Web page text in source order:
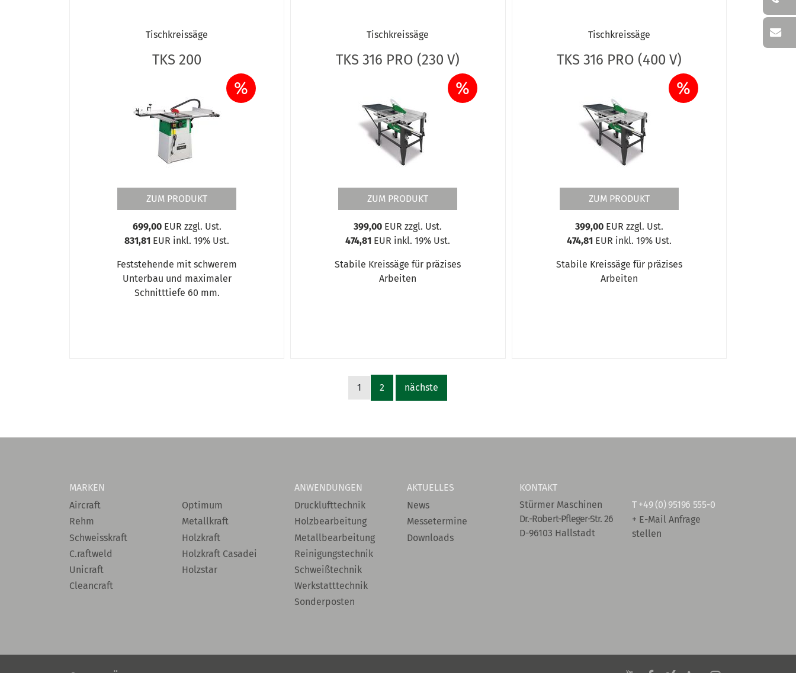
Tischkreissäge
TKS 200
%
ZUM PRODUKT
699,00EUR zzgl. Ust.
831,81 EUR inkl. 19% Ust.
Feststehende mit schwerem
Unterbau und maximaler
Schnitttiefe 60 mm.
Tischkreissäge
TKS 316 PRO (230 V)
%
ZUM PRODUKT
399,00 EUR zzgl. Ust.
474,81 EUR inkl. 19% Ust.
Stabile Kreissäge für präzises
Arbeiten
Tischkreissäge
TKS 316 PRO (400 V)
%
ZUM PRODUKT
399,00EUR zzgl. Ust.
474,81 EUR inkl. 19% Ust.
Stabile Kreissäge für präzises
Arbeiten
1 2 nächste
MARKEN
Aircraft
Rehm
Schweisskraft
C.raftweld
Unicraft
Cleancraft
Optimum
Metallkraft
Holzkraft
Holzkraft Casadei
Holzstar
ANWENDUNGEN
Drucklufttechnik
Holzbearbeitung
Metallbearbeitung
Reinigungstechnik
Schweißtechnik
Werkstatttechnik
Sonderposten
AKTUELLES
News
Messetermine
Downloads
KONTAKT
Stürmer Maschinen
Dr.-Robert-Pfleger-Str. 26
D-96103 Hallstadt
T +49 (0) 95196 555-0
+ E-Mail Anfrage
stellen